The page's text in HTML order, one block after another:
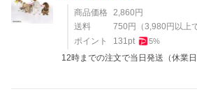
商品価格 2,860 円
送料
750 円 （3,980 円以上
ポイント
131pt 5%
12時までの注文で当日発送（休業日